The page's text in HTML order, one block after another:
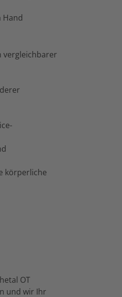
Hand
vergleichbarer
körperliche
OT
und wir Ihr